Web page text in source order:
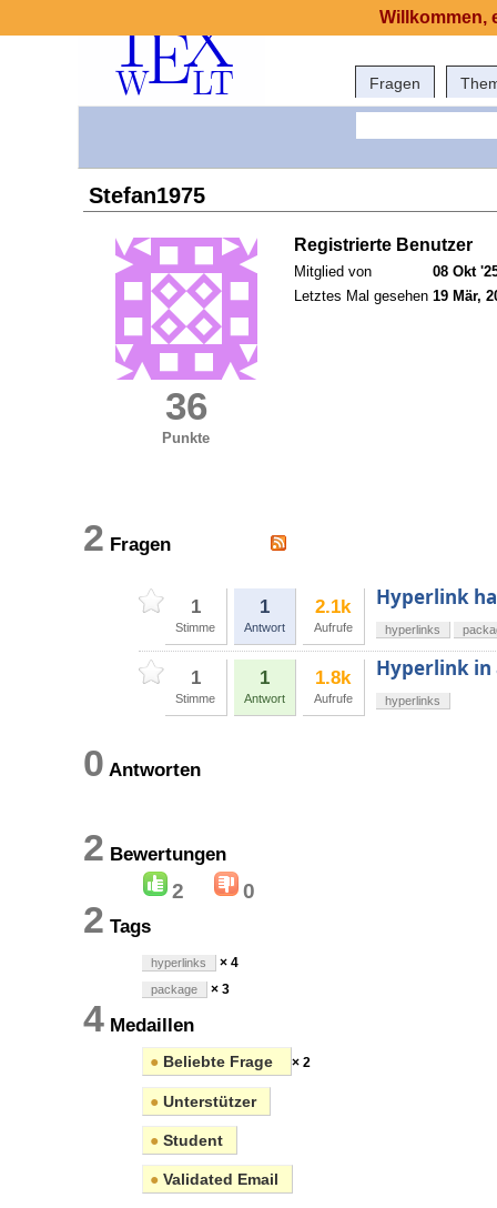
Fragen
Stefan1975
36
Punkte
Registrierte Benutzer
Mitglied von
08 Okt
Letztes Mal gesehen 19 Mär,
2 Fragen
1
Stimme
1
Antwort
2.1k
Aufrufe
Hyperlink
hyperlinks
1
Stimme
1
Antwort
1.8k
Aufrufe
Hyperlink
hyperlinks
0 Antworten
2 Bewertungen
2 0
2 Tags
hyperlinks × 4
package × 3
4 Medaillen
● Beliebte Frage × 2
● Unterstützer
● Student
● Validated Email
Willkommen,